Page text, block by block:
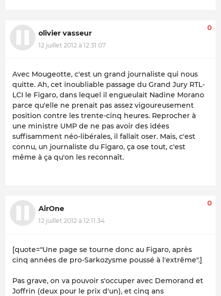
olivier vasseur
12 juillet 2012 à 12:31:07
0
Avec Mougeotte, c'est un grand journaliste qui nous
quitte. Ah, cet inoubliable passage du Grand Jury RTL-
LCI le Figaro, dans lequel il engueulait Nadine Morano
parce qu'elle ne prenait pas assez vigoureusement
position contre les trente-cinq heures. Reprocher à
une ministre UMP de ne pas avoir des idées
suffisamment néo-libérales, il fallait oser. Mais, c'est
connu, un journaliste du Figaro, ça ose tout, c'est
même à ça qu'on les reconnaît.
AirOne
12 juillet 2012 à 12:11:34
0
[quote="Une page se tourne donc au Figaro, après
cinq années de pro-Sarkozysme poussé à l'extrême".]
Pas grave, on va pouvoir s'occuper avec Demorand et
Joffrin (deux pour le prix d'un), et cinq ans